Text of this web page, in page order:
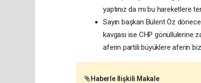
yaptınız da mı bu hareketlere
Sayın başkan Bülent Öz
kavgası ise CHP gönüllülerine
aferin partili büyüklere aferin
Haberle İlişkili Makale